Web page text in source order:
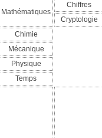
Mathématiques
Chiffres
Cryptologie
Chimie
Mécanique
Physique
Temps